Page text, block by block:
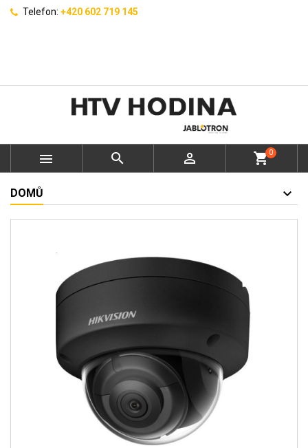
Telefon: +420 602 719 145
   shopping_cart0
DOMŮ